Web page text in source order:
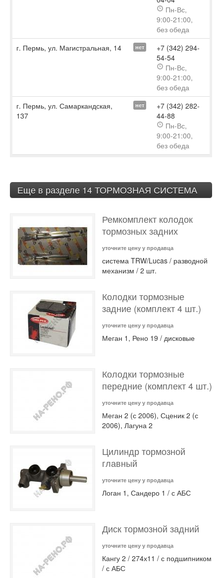
Пн-Вс,
9:00-21:00,
без обеда
г. Пермь, ул. Магистральная, 14
нет
+7 (342) 294-
54-54
Пн-Вс,
9:00-21:00,
без обеда
г. Пермь, ул. Самаркандская,
137
нет
+7 (342) 282-
44-88
Пн-Вс,
9:00-21:00,
без обеда
Еще в разделе 14 ТОРМОЗНАЯ СИСТЕМА
Ремкомплект колодок
тормозных задних
уточните цену у продавца
система TRW/Lucas / разводной
механизм / 2 шт.
Колодки тормозные
задние (комплект 4 шт.)
уточните цену у продавца
Меган 1, Рено 19 / дисковые
Колодки тормозные
передние (комплект 4 шт.)
уточните цену у продавца
Меган 2 (с 2006), Сценик 2 (с
2006), Лагуна 2
Цилиндр тормозной
главный
уточните цену у продавца
Логан 1, Сандеро 1 / с АБС
Диск тормозной задний
уточните цену у продавца
Кангу 2 / 274х11 / с подшипником
/ с АБС